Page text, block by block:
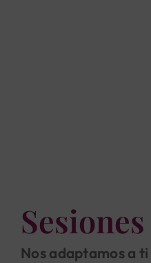
Nos adaptamos a ti